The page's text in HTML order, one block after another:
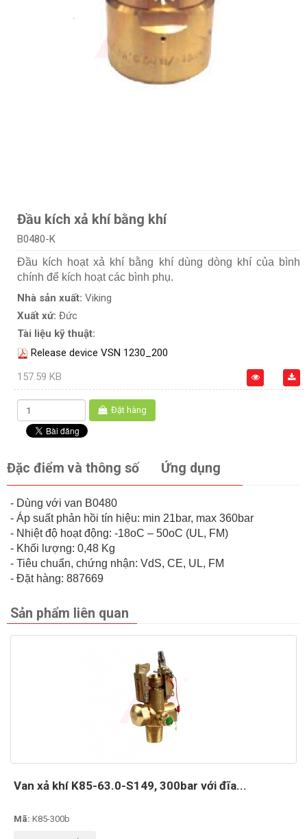
Đầu kích xả khí bằng khí
B0480-K
Đầu kích hoạt xả khí bằng khí dùng dòng khí của bình
chính để kích hoạt các bình phụ.
Nhà sản xuất: Viking
Xuất xứ: Đức
Tài liệu kỹ thuật:
Release device VSN 1230_200
157.59 KB
Đặt hàng
Đặc điểm và thông số Ứng dụng
- Dùng với van B0480
- Áp suất phản hồi tín hiệu: min 21bar, max 360bar
- Nhiệt độ hoạt động: -18oC – 50oC (UL, FM)
- Khối lượng: 0,48 Kg
- Tiêu chuẩn, chứng nhận: VdS, CE, UL, FM
- Đặt hàng: 887669
Sản phẩm liên quan
Van xả khí K85-63.0-S149, 300bar với đĩa...
Mã: K85-300b